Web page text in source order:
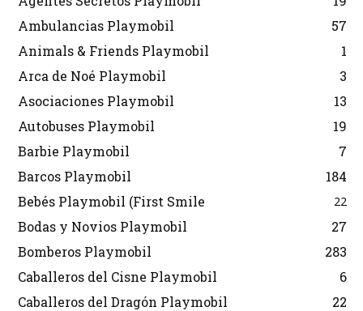
Ambulancias Playmobil
57
Animals & Friends Playmobil
1
Arca de Noé Playmobil
3
Asociaciones Playmobil
13
Autobuses Playmobil
19
Barbie Playmobil
7
Barcos Playmobil
184
Bebés Playmobil (First Smile
22
Bodas y Novios Playmobil
27
Bomberos Playmobil
283
Caballeros del Cisne Playmobil
6
Caballeros del Dragón Playmobil
22